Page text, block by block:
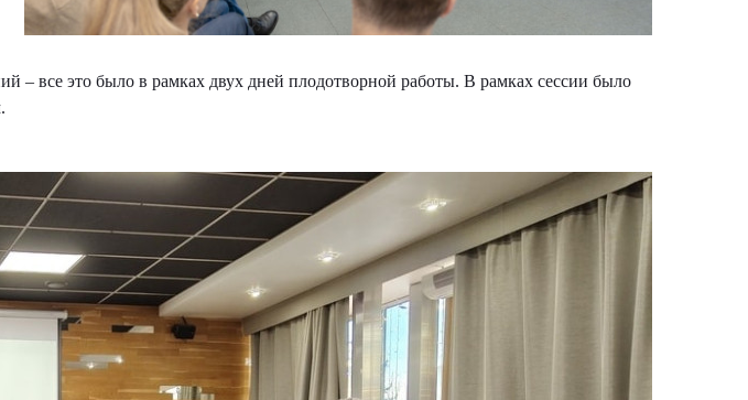
– все это было в рамках двух дней плодотворной работы. В рамках сессии было